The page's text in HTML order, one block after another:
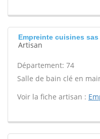
Empreinte cuisines
Artisan
Département: 74
Salle de bain clé en
Voir la fiche artisan :